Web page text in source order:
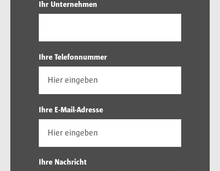
Ihr Unternehmen
Ihre Telefonnummer
Ihre E-Mail-Adresse
Ihre Nachricht